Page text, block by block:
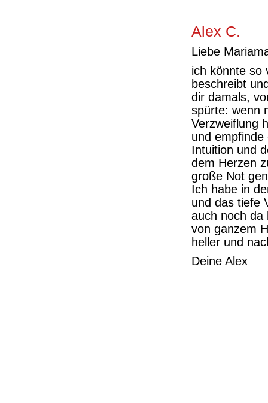
Alex C.
Liebe
ich könnte so
beschreibt
dir damals,
spürte: wenn
Verzweiflung
und
Intuition und
dem Herzen
große Not
Ich habe in
und das tiefe
auch noch da
von ganzem
heller und
Deine Alex